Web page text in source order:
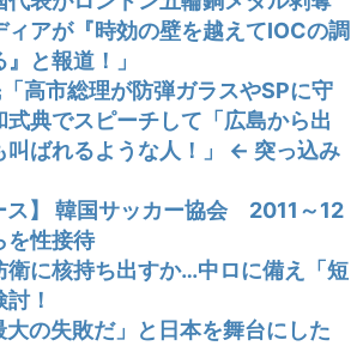
アが『時効の壁を越えてIOCの調
と報道！」
「高市総理が防弾ガラスやSPに守
式典でスピーチして「広島から出
叫ばれるような人！」 ← 突っ込み
ス】 韓国サッカー協会 2011～12
を性接待
衛に核持ち出すか…中ロに備え「短
！
大の失敗だ」と日本を舞台にした